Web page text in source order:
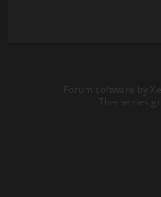
Forum software by
Theme